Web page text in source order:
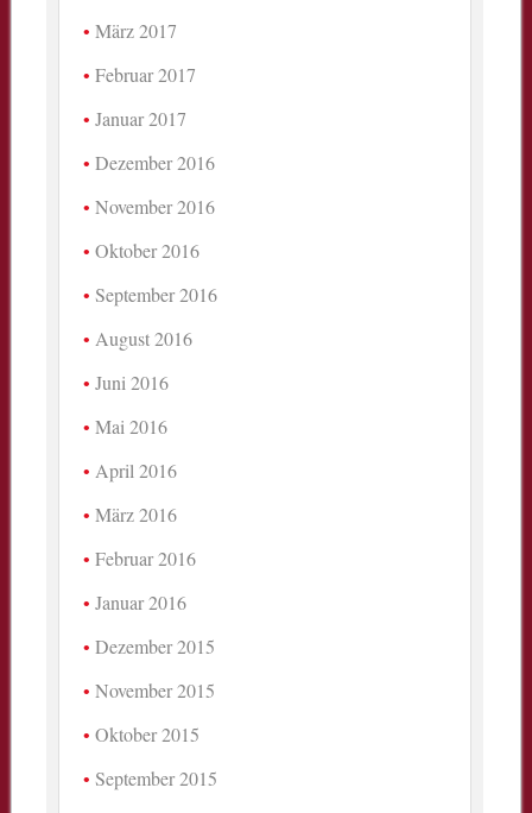
März 2017
Februar 2017
Januar 2017
Dezember 2016
November 2016
Oktober 2016
September 2016
August 2016
Juni 2016
Mai 2016
April 2016
März 2016
Februar 2016
Januar 2016
Dezember 2015
November 2015
Oktober 2015
September 2015